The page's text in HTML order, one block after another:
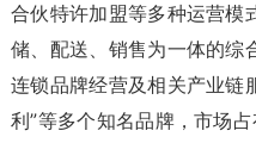
合伙特许加盟等多种运营模
储、配送、销售为一体的综
连锁品牌经营及相关产业链
利”等多个知名品牌，市场